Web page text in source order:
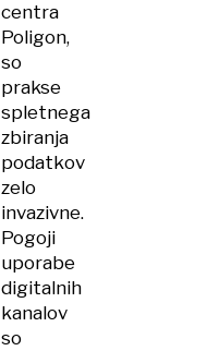
centra
Poligon,
so
prakse
spletnega
zbiranja
podatkov
zelo
invazivne.
Pogoji
uporabe
digitalnih
kanalov
so